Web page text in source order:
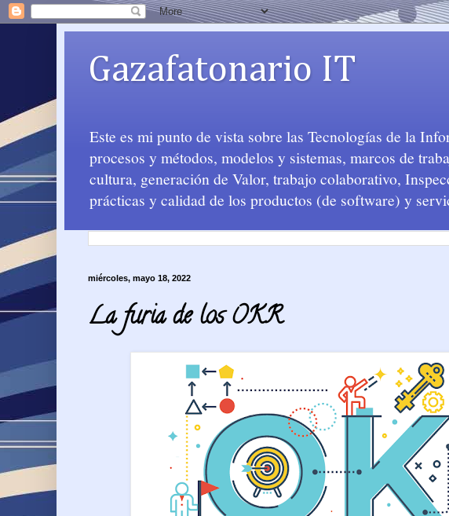
Gazafatonario IT
Este es mi punto de vista sobre las Tecnologías de la
procesos y métodos, modelos y sistemas, marcos de
cultura, generación de Valor, trabajo colaborativo,
prácticas y calidad de los productos (de software) y
miércoles, mayo 18, 2022
La furia de los OKR